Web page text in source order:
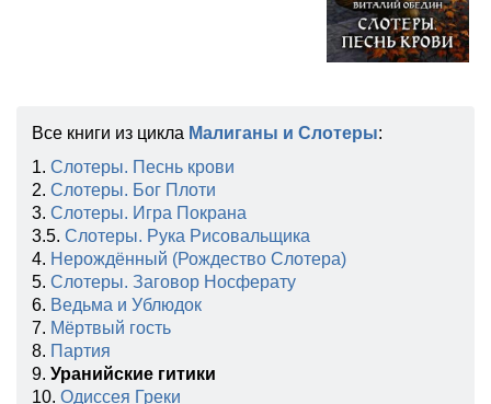
Все книги из цикла Малиганы и Слотеры:
1. Слотеры. Песнь крови
2. Слотеры. Бог Плоти
3. Слотеры. Игра Покрана
3.5. Слотеры. Рука Рисовальщика
4. Нерождённый (Рождество Слотера)
5. Слотеры. Заговор Носферату
6. Ведьма и Ублюдок
7. Мёртвый гость
8. Партия
9. Уранийские гитики
10. Одиссея Греки